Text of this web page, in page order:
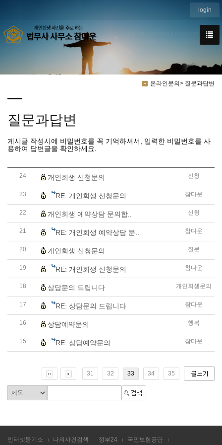
login
We have created a awesome theme
Far far away,behind the word mountains, far from the countries
온라인문의> 질문과답변
질문과답변
게시글 작성시에 비밀번호를 꼭 기억하셔서, 입력한 비밀번호를 사
용하여 답변글을 확인하세요.
24 개인회생 신청문의 신청
23 RE: 개인회생 신청문의 참다운
22 개인회생 예약상담 문의합.. 신청
21 RE: 개인회생 예약상담 문.. 참다운
20 개인회생 신청문의 질문
19 RE: 개인회생 신청문의 참다운
18 상담문의 드립니다 개인회생문의
17 RE: 상담문의 드립니다 참다운
16 상담예약문의 행복
15 RE: 상담예약문의 참다운
31 32 33 34 35
인터넷등기소 나의사건검색 정부24 국민보험공단